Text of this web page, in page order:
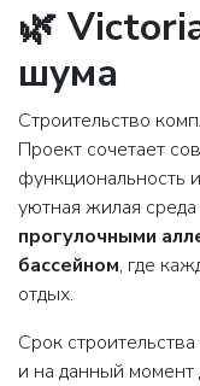
🌿
шума
Строительство
Проект сочетает
функциональность
уютная жилая среда
прогулочными
бассейном, где
отдых.
Срок
и на данный момент